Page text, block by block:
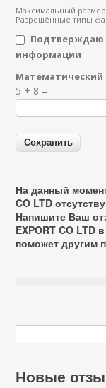
Максимальный
Разрешённые типы
Подтверждаю
информации
Математический
5 + 8 =
На данный
CO LTD
Напишите Ваш
EXPORT CO LTD
поможет другим
Новые